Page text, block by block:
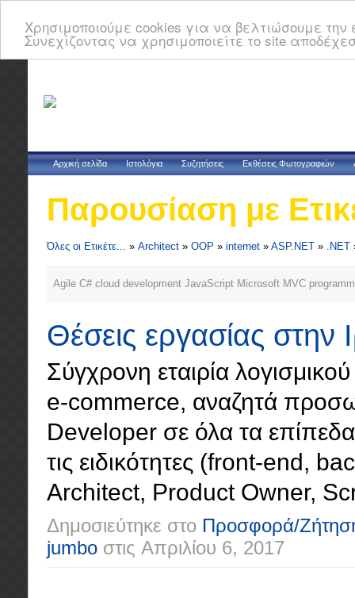
Χρησιμοποιούμε cookies για να βελτιώσουμε
Συνεχίζοντας να χρησιμοποιείτε το site
Αρχική σελίδα Ιστολόγια Συζητήσεις Εκθέσεις Φωτογραφιών
Παρουσίαση με
Όλες οι Ετικέτε... » Architect » OOP » internet » ASP.NET » .NET
Agile C# cloud development JavaScript Microsoft MVC
Θέσεις εργασίας στην
Σύγχρονη εταιρία
e-commerce, αναζητά
Developer σε όλα τα
τις ειδικότητες (front-end,
Architect, Product Owner,
Δημοσιεύτηκε στο Προσφορά/
jumbo στις Απριλίου 6, 2017